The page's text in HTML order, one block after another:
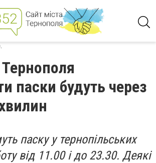
паски будуть через
паску у тернопільських
від 11.00 і до 23.30. Деякі